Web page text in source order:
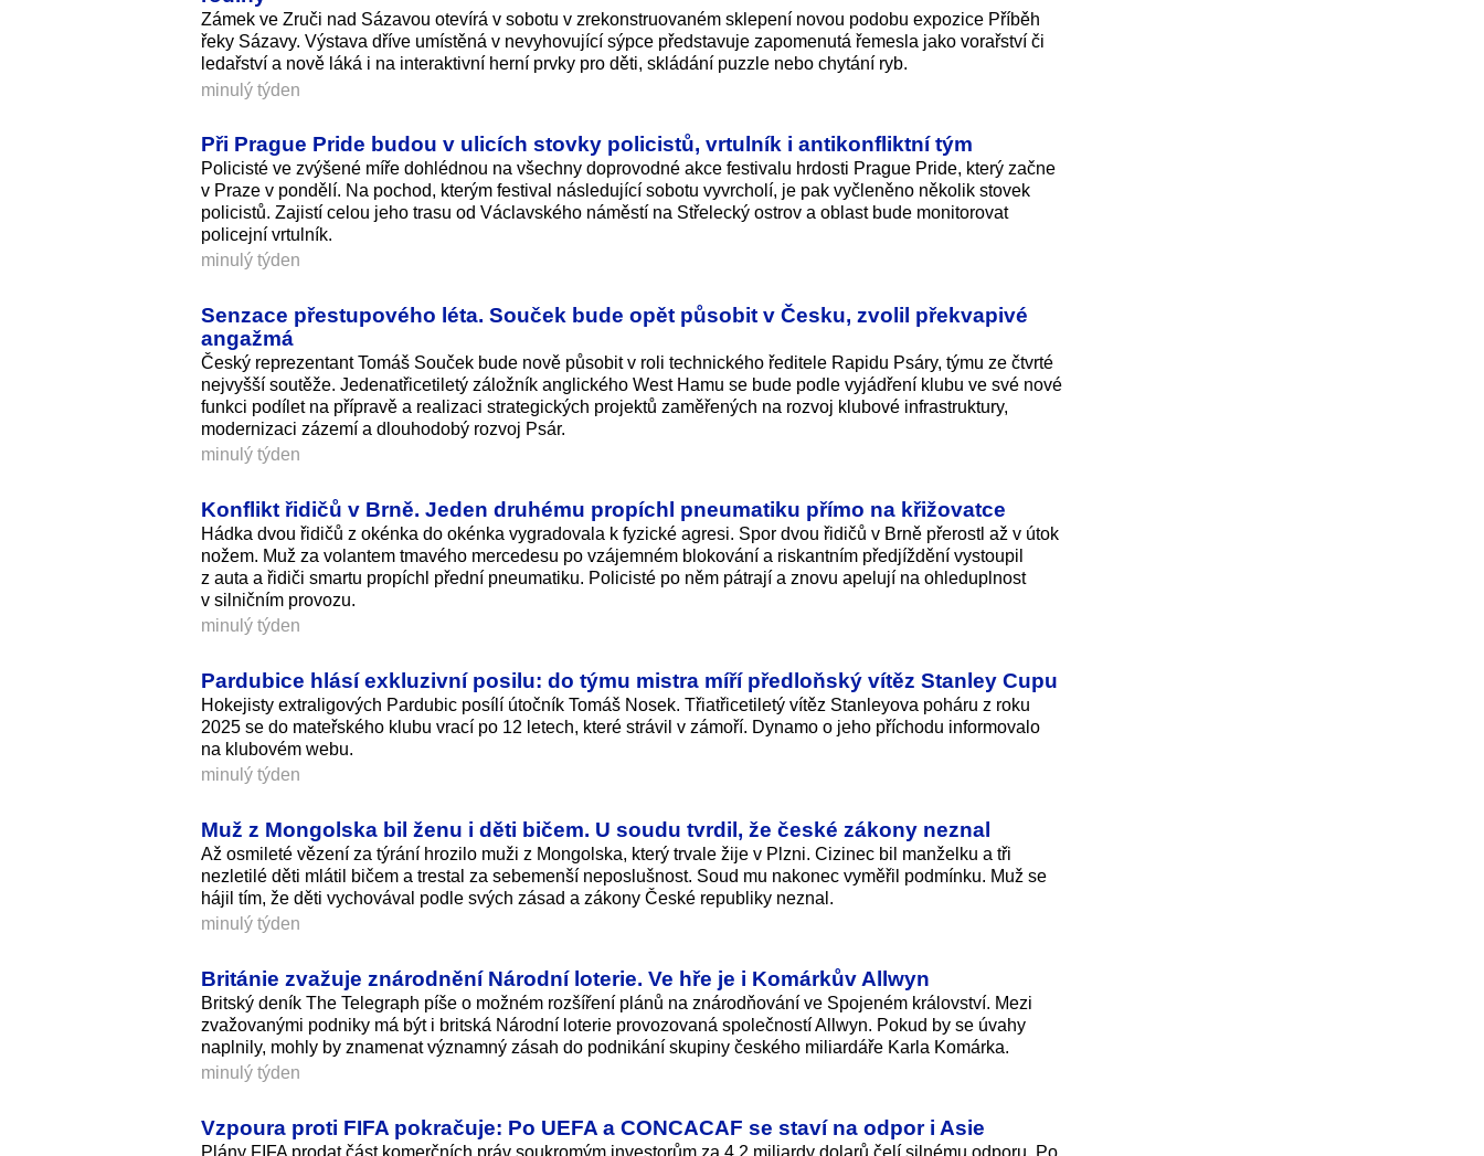
Zámek ve Zruči nad Sázavou otevírá v sobotu v zrekonstruovaném sklepení novou podobu expozice Příběh
řeky Sázavy. Výstava dříve umístěná v nevyhovující sýpce představuje zapomenutá řemesla jako vorařství či
ledařství a nově láká i na interaktivní herní prvky pro děti, skládání puzzle nebo chytání ryb.
minulý týden
Při Prague Pride budou v ulicích stovky policistů, vrtulník i antikonfliktní tým
Policisté ve zvýšené míře dohlédnou na všechny doprovodné akce festivalu hrdosti Prague Pride, který začne
v Praze v pondělí. Na pochod, kterým festival následující sobotu vyvrcholí, je pak vyčleněno několik stovek
policistů. Zajistí celou jeho trasu od Václavského náměstí na Střelecký ostrov a oblast bude monitorovat
policejní vrtulník.
minulý týden
Senzace přestupového léta. Souček bude opět působit v Česku, zvolil překvapivé
angažmá
Český reprezentant Tomáš Souček bude nově působit v roli technického ředitele Rapidu Psáry, týmu ze čtvrté
nejvyšší soutěže. Jedenatřicetiletý záložník anglického West Hamu se bude podle vyjádření klubu ve své nové
funkci podílet na přípravě a realizaci strategických projektů zaměřených na rozvoj klubové infrastruktury,
modernizaci zázemí a dlouhodobý rozvoj Psár.
minulý týden
Konflikt řidičů v Brně. Jeden druhému propíchl pneumatiku přímo na křižovatce
Hádka dvou řidičů z okénka do okénka vygradovala k fyzické agresi. Spor dvou řidičů v Brně přerostl až v útok
nožem. Muž za volantem tmavého mercedesu po vzájemném blokování a riskantním předjíždění vystoupil
z auta a řidiči smartu propíchl přední pneumatiku. Policisté po něm pátrají a znovu apelují na ohleduplnost
v silničním provozu.
minulý týden
Pardubice hlásí exkluzivní posilu: do týmu mistra míří předloňský vítěz Stanley Cupu
Hokejisty extraligových Pardubic posílí útočník Tomáš Nosek. Třiatřicetiletý vítěz Stanleyova poháru z roku
2025 se do mateřského klubu vrací po 12 letech, které strávil v zámoří. Dynamo o jeho příchodu informovalo
na klubovém webu.
minulý týden
Muž z Mongolska bil ženu i děti bičem. U soudu tvrdil, že české zákony neznal
Až osmileté vězení za týrání hrozilo muži z Mongolska, který trvale žije v Plzni. Cizinec bil manželku a tři
nezletilé děti mlátil bičem a trestal za sebemenší neposlušnost. Soud mu nakonec vyměřil podmínku. Muž se
hájil tím, že děti vychovával podle svých zásad a zákony České republiky neznal.
minulý týden
Británie zvažuje znárodnění Národní loterie. Ve hře je i Komárkův Allwyn
Britský deník The Telegraph píše o možném rozšíření plánů na znárodňování ve Spojeném království. Mezi
zvažovanými podniky má být i britská Národní loterie provozovaná společností Allwyn. Pokud by se úvahy
naplnily, mohly by znamenat významný zásah do podnikání skupiny českého miliardáře Karla Komárka.
minulý týden
Vzpoura proti FIFA pokračuje: Po UEFA a CONCACAF se staví na odpor i Asie
Plány FIFA prodat část komerčních práv soukromým investorům za 4,2 miliardy dolarů čelí silnému odporu. Po